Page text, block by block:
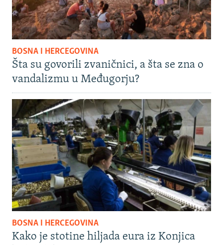
BOSNA I HERCEGOVINA
Šta su govorili zvaničnici, a šta se zna o
vandalizmu u Međugorju?
BOSNA I HERCEGOVINA
Kako je stotine hiljada eura iz Konjica